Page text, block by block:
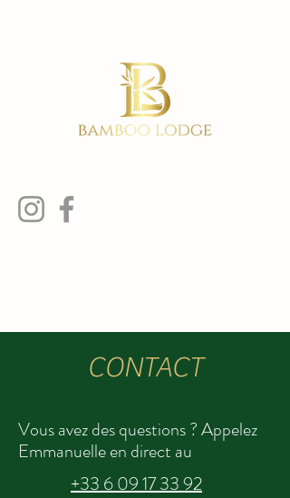
Vous avez des questions ? Appelez
Emmanuelle en direct au
+33 6 09 17 33 92
CONTACT